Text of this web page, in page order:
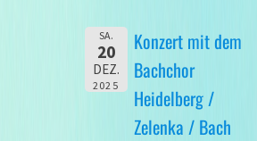
SA.
20
DEZ.
2025
Konzert mit dem
Bachchor
Heidelberg /
Zelenka / Bach